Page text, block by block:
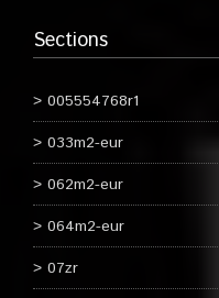
Sections
005554768r1
033m2-eur
062m2-eur
064m2-eur
07zr